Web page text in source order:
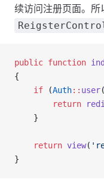
续访问注册页面。所
public function
{
    if
(Auth:: user
        return
    }
    return
view(
}